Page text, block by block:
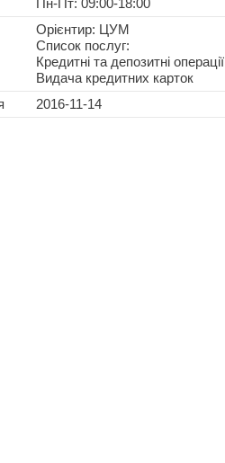
Пн-Пт: 09:00-18:00
Орієнтир: ЦУМ
Список послуг:
Кредитні та депозитні операції
Видача кредитних карток
2016-11-14